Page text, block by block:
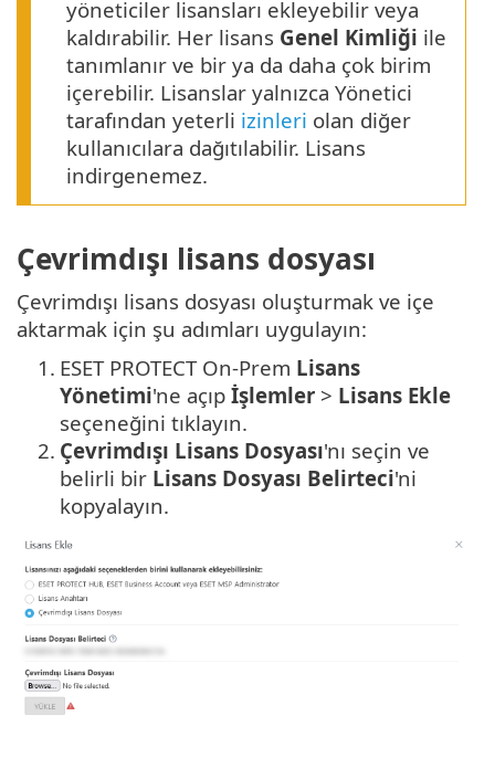
yöneticiler lisansları ekleyebilir veya
kaldırabilir. Her lisans Genel Kimliği ile
tanımlanır ve bir ya da daha çok birim
içerebilir. Lisanslar yalnızca Yönetici
tarafından yeterli izinleri olan diğer
kullanıcılara dağıtılabilir. Lisans
indirgenemez.
Çevrimdışı lisans dosyası
Çevrimdışı lisans dosyası oluşturmak ve içe
aktarmak için şu adımları uygulayın:
1. ESET PROTECT On-Prem Lisans
Yönetimi'ne açıp İşlemler > Lisans Ekle
seçeneğini tıklayın.
2. Çevrimdışı Lisans Dosyası'nı seçin ve
belirli bir Lisans Dosyası Belirteci'ni
kopyalayın.